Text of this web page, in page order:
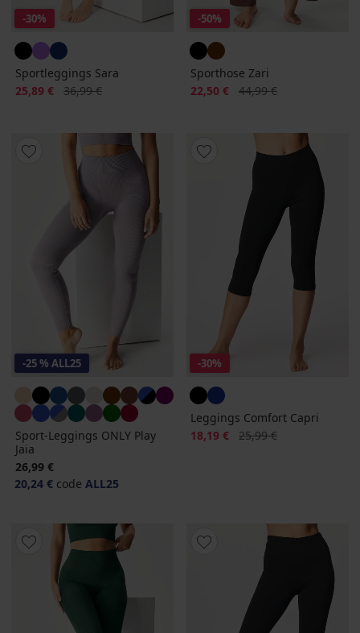
-30%
Sportleggings Sara
Rabatt
25,89 € Alter Preis
36,99 €
-50%
Sporthose Zari
Rabatt
22,50 € Alter Preis
44,99 €
-25 % ALL25
Sport-Leggings ONLY Play
Jaia
26,99 €
20,24 € code ALL25
-30%
Leggings Comfort Capri
Rabatt
18,19 € Alter Preis
25,99 €